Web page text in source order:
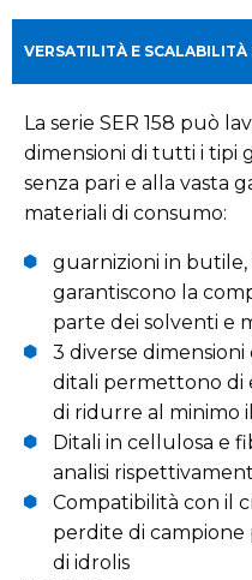
VERSATILITÀ E SCALABILITÀ
La serie SER 158 può
dimensioni di tutti i tipi
senza pari e alla vasta
materiali di consumo:
guarnizioni in butile,
garantiscono la
parte dei solventi e
3 diverse
ditali permettono di
di ridurre al minimo
Ditali in cellulosa e
analisi
Compatibilità con il
perdite di campione
di idrolis